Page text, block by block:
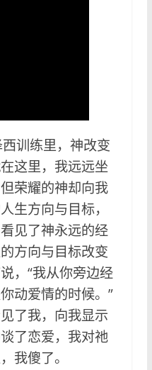
训练里，神改变
这里，我远远坐
荣耀的神却向我
生方向与目标，
见了神永远的经
方向与目标改变
，“我从你旁边经
动爱情的时候。”
了我，向我显示
了恋爱，我对祂
我傻了。